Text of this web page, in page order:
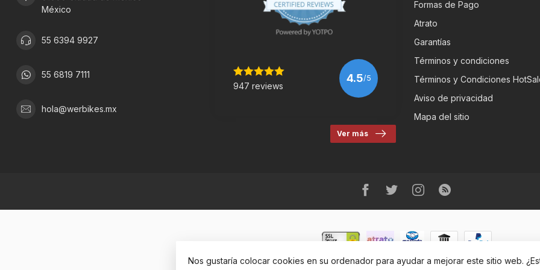
México
55 6394 9927
55 6819 7111
hola@werbikes.mx
947 reviews
4.5/5
Ver más
Formas de Pago
Atrato
Garantías
Términos y condiciones
Términos y Condiciones
Aviso de privacidad
Mapa del sitio
© Copyright 2026 WeRbikes Tienda de Bicicletas- Powered by Lightspeed-Lightspeed
Nos gustaría colocar cookies en su ordenador para ayudar a mejorar este sitio web.